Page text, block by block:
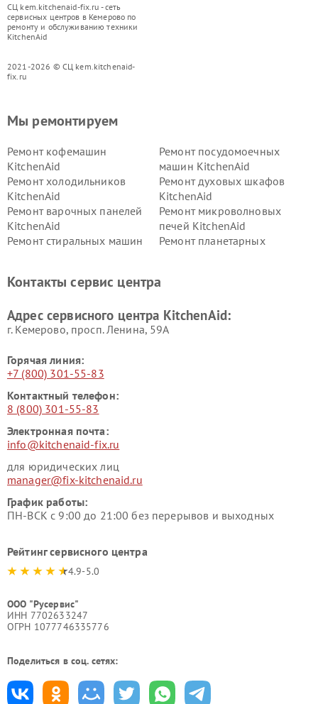
СЦ kem.kitchenaid-fix.ru - сеть
сервисных центров в Кемерово по
ремонту и обслуживанию техники
KitchenAid
2021-2026 © СЦ kem.kitchenaid-
fix.ru
Мы ремонтируем
Ремонт кофемашин
KitchenAid
Ремонт посудомоечных
машин KitchenAid
Ремонт холодильников
KitchenAid
Ремонт духовых шкафов
KitchenAid
Ремонт варочных панелей
KitchenAid
Ремонт микроволновых
печей KitchenAid
Ремонт стиральных машин
Ремонт планетарных
Контакты сервис центра
Адрес сервисного центра KitchenAid:
г. Кемерово, просп. Ленина, 59А
Горячая линия:
+7 (800) 301-55-83
Контактный телефон:
8 (800) 301-55-83
Электронная почта:
info@kitchenaid-fix.ru
для юридических лиц
manager@fix-kitchenaid.ru
График работы:
ПН-ВСК с 9:00 до 21:00 без перерывов и выходных
Рейтинг сервисного центра
4.9-5.0
ООО "Русервис"
ИНН 7702633247
ОГРН 1077746335776
Поделиться в соц. сетях: